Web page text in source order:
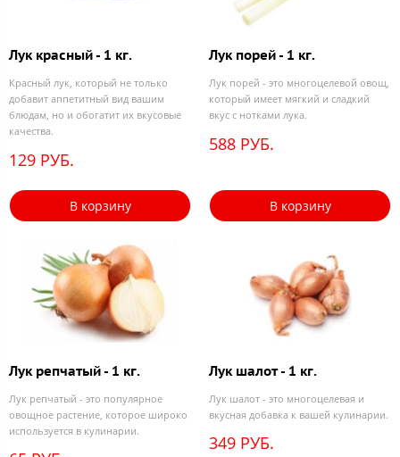
Лук красный - 1 кг.
Красный лук, который не только
добавит аппетитный вид вашим
блюдам, но и обогатит их вкусовые
качества.
129 РУБ.
В корзину
Лук порей - 1 кг.
Лук порей - это многоцелевой овощ,
который имеет мягкий и сладкий
вкус с нотками лука.
588 РУБ.
В корзину
Лук репчатый - 1 кг.
Лук репчатый - это популярное
овощное растение, которое широко
используется в кулинарии.
Лук шалот - 1 кг.
Лук шалот - это многоцелевая и
вкусная добавка к вашей кулинарии.
349 РУБ.